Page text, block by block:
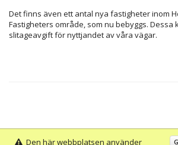
Det finns även ett antal nya fastigheter inom
Fastigheters område, som nu bebyggs. Dessa
slitageavgift för nyttjandet av våra vägar.
Den här webbplatsen använder